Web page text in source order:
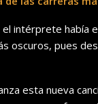
intérprete había
oscuros, pues
esta nueva